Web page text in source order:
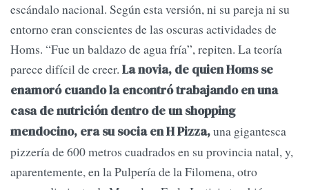
escándalo nacional. Según esta versión, ni su pareja ni su
entorno eran conscientes de las oscuras actividades de
Homs. “Fue un baldazo de agua fría”, repiten. La teoría
parece difícil de creer. La novia, de quien Homs se
enamoró cuando la encontró trabajando en una
casa de nutrición dentro de un shopping
mendocino, era su socia en H Pizza,una gigantesca
pizzería de 600 metros cuadrados en su provincia natal, y,
aparentemente, en la Pulpería de la Filomena, otro